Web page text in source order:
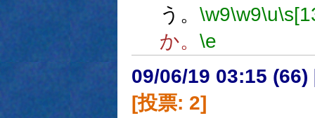
う。 \w9\w9\u
か。 \e
09/06/19 03:15 (66)
[投票: 2]